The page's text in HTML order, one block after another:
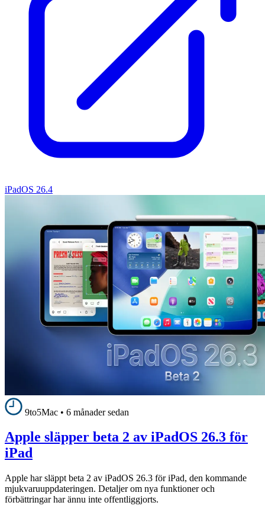
iPadOS 26.4
9to5Mac • 6 månader sedan
Apple släpper beta 2 av iPadOS 26.3 för
iPad
Apple har släppt beta 2 av iPadOS 26.3 för iPad, den kommande
mjukvaruuppdateringen. Detaljer om nya funktioner och
förbättringar har ännu inte offentliggjorts.